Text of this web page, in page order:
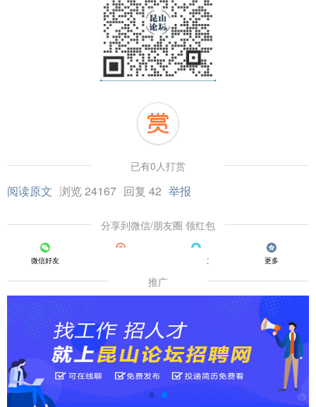
已有0人打赏
阅读原文 浏览 24167 回复 42 举报
分享到微信/朋友圈 领红包
微信好友 QQ好友 更多
推广